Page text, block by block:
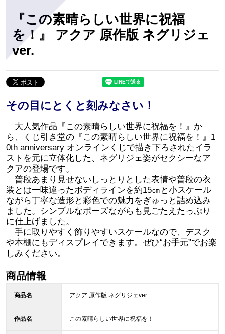
『この素晴らしい世界に祝福
を！』 アクア 原作版 ネグリジェ
ver.
その目にとくと刻みなさい！
大人気作品『この素晴らしい世界に祝福を！』か
ら、くじ引き堂の『この素晴らしい世界に祝福を！』1
0th anniversary オンラインくじで描き下ろされたイラ
ストを元に立体化した、ネグリジェ姿がセクシーなア
クアの登場です。
普段あまり見せないしっとりとした表情や普段の衣
装とは一味違ったボディラインを約15㎝と小スケール
ながら丁寧な造形と彩色での魅力をぎゅっと詰め込み
ました。シンプルなポーズながらも見ごたえたっぷり
に仕上げました。
手に取りやすく飾りやすいスケールなので、デスク
や本棚にもディスプレイできます。ぜひ“お手元”でお楽
しみください。
商品情報
商品名 アクア 原作版 ネグリジェver.
作品名 この素晴らしい世界に祝福を！